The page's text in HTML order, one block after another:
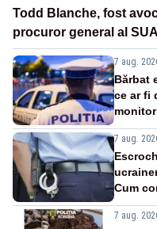
Todd Blanche, fost
procuror general al
7 aug.
Bărbat
ce ar fi
7 aug.
Cum
7 aug.